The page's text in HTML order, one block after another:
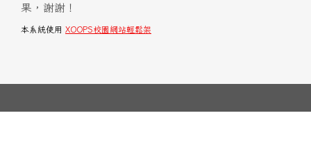
果，謝謝！
本系統使用 XOOPS校園網站輕鬆架